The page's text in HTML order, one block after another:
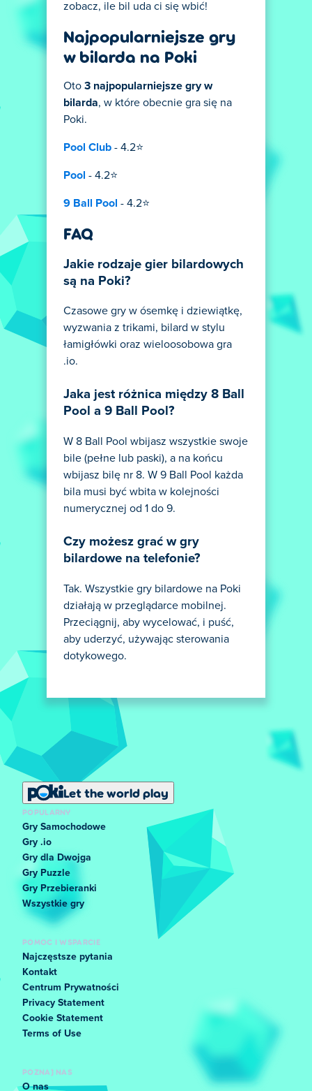
zobacz, ile bil uda ci się wbić!
Najpopularniejsze gry
w bilarda na Poki
Oto 3 najpopularniejsze gry w
bilarda, w które obecnie gra się na
Poki.
Pool Club - 4.2⭐
Pool - 4.2⭐
9 Ball Pool - 4.2⭐
FAQ
Jakie rodzaje gier bilardowych
są na Poki?
Czasowe gry w ósemkę i dziewiątkę,
wyzwania z trikami, bilard w stylu
łamigłówki oraz wieloosobowa gra
.io.
Jaka jest różnica między 8 Ball
Pool a 9 Ball Pool?
W 8 Ball Pool wbijasz wszystkie swoje
bile (pełne lub paski), a na końcu
wbijasz bilę nr 8. W 9 Ball Pool każda
bila musi być wbita w kolejności
numerycznej od 1 do 9.
Czy możesz grać w gry
bilardowe na telefonie?
Tak. Wszystkie gry bilardowe na Poki
działają w przeglądarce mobilnej.
Przeciągnij, aby wycelować, i puść,
aby uderzyć, używając sterowania
dotykowego.
Let the world play
POPULARNY
Gry Samochodowe
Gry .io
Gry dla Dwojga
Gry Puzzle
Gry Przebieranki
Wszystkie gry
POMOC I WSPARCIE
Najczęstsze pytania
Kontakt
Centrum Prywatności
Privacy Statement
Cookie Statement
Terms of Use
POZNAJ NAS
O nas